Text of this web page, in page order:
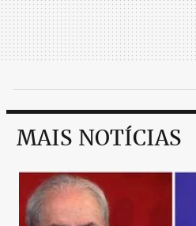
MAIS NOTÍCIAS